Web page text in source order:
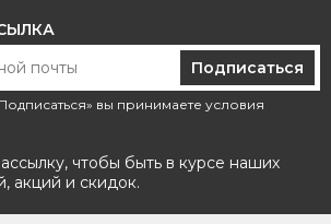
Подписаться
вы принимаете условия
чтобы быть в курсе наших
акций и скидок.